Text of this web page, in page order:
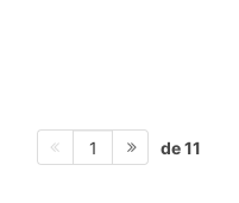
1 de 11